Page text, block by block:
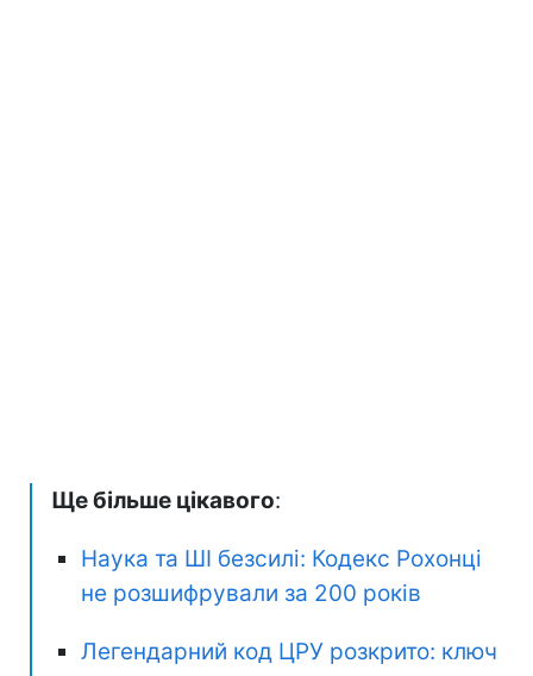
Ще більше цікавого:
Наука та ШІ безсилі: Кодекс Рохонці
не розшифрували за 200 років
Легендарний код ЦРУ розкрито: ключ